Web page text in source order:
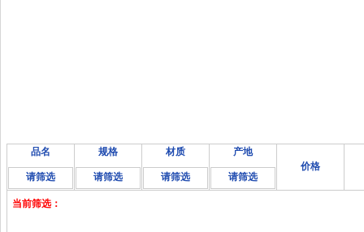
品名
请筛选
规格
请筛选
材质
请筛选
产地
请筛选
价格
当前筛选：